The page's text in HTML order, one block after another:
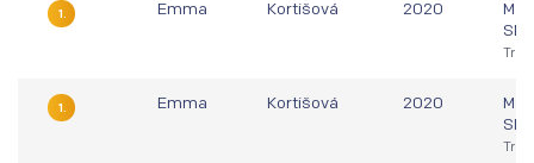
1. Emma Kortišová 2020
1. Emma Kortišová 2020